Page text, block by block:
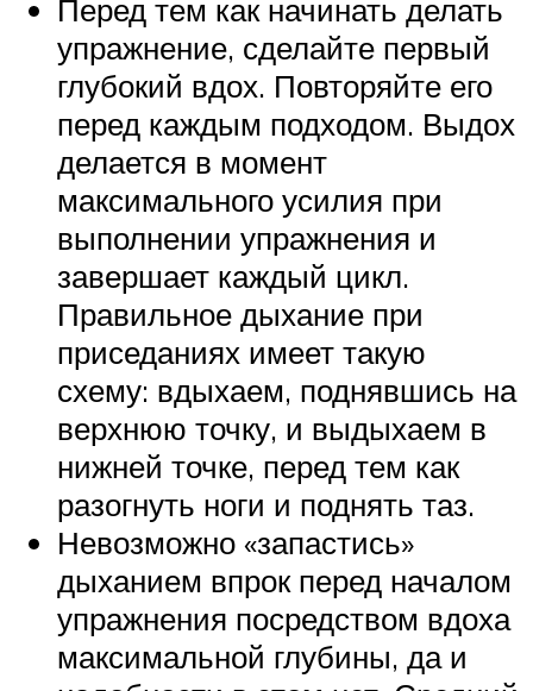
Перед тем как начинать делать
упражнение, сделайте первый
глубокий вдох. Повторяйте его
перед каждым подходом. Выдох
делается в момент
максимального усилия при
выполнении упражнения и
завершает каждый цикл.
Правильное дыхание при
приседаниях имеет такую
схему: вдыхаем, поднявшись на
верхнюю точку, и выдыхаем в
нижней точке, перед тем как
разогнуть ноги и поднять таз.
Невозможно «запастись»
дыханием впрок перед началом
упражнения посредством вдоха
максимальной глубины, да и